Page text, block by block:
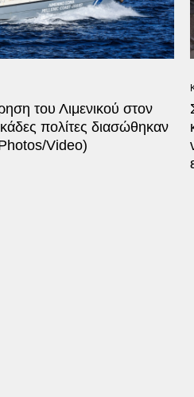
του Λιμενικού στον
πολίτες διασώθηκαν
Video)